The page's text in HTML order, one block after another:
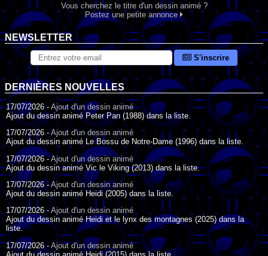
Vous cherchez le titre d'un dessin animé ?
Postez une petite annonce
NEWSLETTER
S'inscrire
DERNIÈRES NOUVELLES
17/07/2026 - Ajout d'un dessin animé
Ajout du dessin animé Peter Pan (1988) dans la liste.
17/07/2026 -Ajout d'un dessin animé
Ajout du dessin animé Le Bossu de Notre-Dame (1996) dans la liste.
17/07/2026 -Ajout d'un dessin animé
Ajout du dessin animé Vic le Viking (2013) dans la liste.
17/07/2026 -Ajout d'un dessin animé
Ajout du dessin animé Heidi (2005) dans la liste.
17/07/2026 -Ajout d'un dessin animé
Ajout du dessin animé Heidi et le lynx des montagnes (2025) dans la
liste.
17/07/2026 - Ajout d'un dessin animé